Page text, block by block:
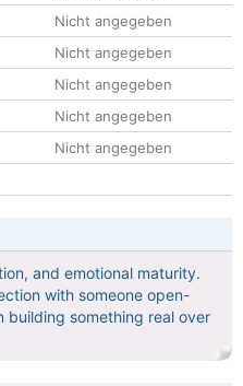
Nicht angegeben
Nicht angegeben
Nicht angegeben
Nicht angegeben
Nicht angegeben
and emotional maturity.
with someone open-
building something real over